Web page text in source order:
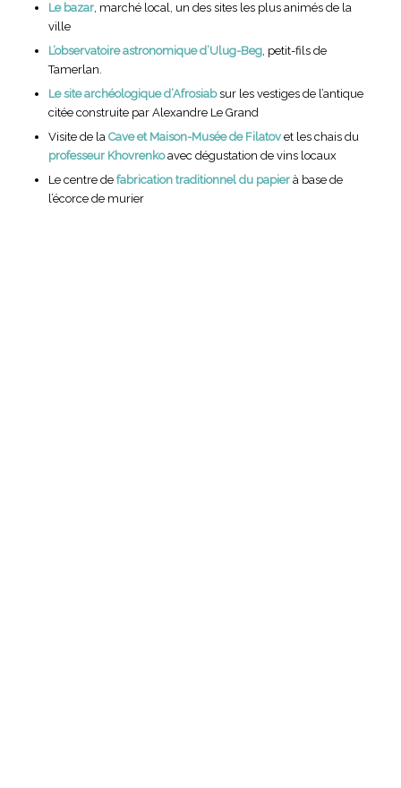
Le bazar, marché local, un des sites les plus animés de la
ville
L’observatoire astronomique d’Ulug-Beg, petit-fils de
Tamerlan.
Le site archéologique d’Afrosiabsur les vestiges de l’antique
citée construite par Alexandre Le Grand
Visite de la Cave et Maison-Musée de Filatovet les chais du
professeur Khovrenkoavec dégustation de vins locaux
Le centre de fabrication traditionnel du papierà base de
l’écorce de murier